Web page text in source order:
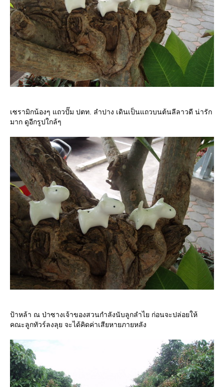
เซรามิกน้องๆ แถวปั๊ม ปตท. ลำปาง เดินเป็นแถวบนต้นลีลาวดี น่ารัก
มาก ดูอีกรูปใกล้ๆ
ป้าหล้า ณ ป่าซางเจ้าของสวนกำลังนับลูกลำไย ก่อนจะปล่อยให้
คณะลูกทัวร์ลงลุย จะได้คิดค่าเสียหายภายหลัง